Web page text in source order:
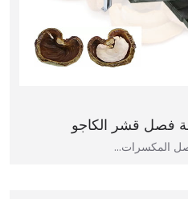
فصل قشر الكاجو
المكسرات…